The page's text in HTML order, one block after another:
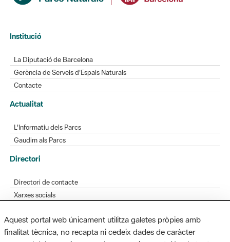
Institució
La Diputació de Barcelona
Gerència de Serveis d'Espais Naturals
Contacte
Actualitat
L'Informatiu dels Parcs
Gaudim als Parcs
Directori
Directori de contacte
Xarxes socials
Bústia de suggeriments
Opineu sobre els parcs
Aquest portal web únicament utilitza galetes pròpies amb
finalitat tècnica, no recapta ni cedeix dades de caràcter